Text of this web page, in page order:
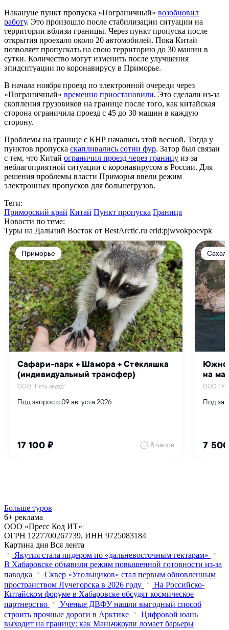
Накануне пункт пропуска «Пограничный» возобновил
работу. Это произошло после стабилизации ситуации на
территории вблизи границы. Через пункт пропуска после
открытия проехало около 20 автомобилей. Пока Китай
позволяет пропускать на свою территорию до 30 машин в
сутки. Количество могут изменить после улучшения
эпидситуации по коронавирусу в Приморье.
В начала ноября проезд по электронной очереди через
«Пограничный» временно приостановили. Это сделали из-за
скопления грузовиков на границе после того, как китайская
сторона ограничила проезд с 45 до 30 машин в каждую
сторону.
Проблемы на границе с КНР начались этой весной. Тогда у
пунктов пропуска скапливались сотни фур. Затор был связан
с тем, что Китай ограничил проезд через границу из-за
неблагоприятной ситуации с коронавирусом в России. Для
решения проблемы власти Приморья ввели режим
электронных пропусков для большегрузов.
Теги:
Приморский край Китай Пункт пропуска Граница
Новости по теме:
Туры на Дальний Восток от BestArctic.ru erid:pjwvokpoevpk
Больше туров
6+ реклама
ООО «Пресс Код ИТ»
ОГРН 1227700267739, ИНН 9725083184
Картина дня Вся лента
Якутия стала лидером по «дальневосточным гектарам»
В Хабаровске объявили режим повышенной готовности из‑за
паводка
Сквер «Угольщиков» стал первым обновленным
пространством Лучегорска в 2026 году
На Российско-
Китайском форуме в Хабаровске обсудят космическое
партнерство
Ученые ДВФУ нашли выгодный способ
строить прочные дороги в Арктике
Цифровой юань
выходит на границу: как Маньчжоули ломает барьеры